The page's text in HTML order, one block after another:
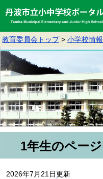
教育委員会トップ > 小学校情報
1年生のページ
2026年7月21日更新